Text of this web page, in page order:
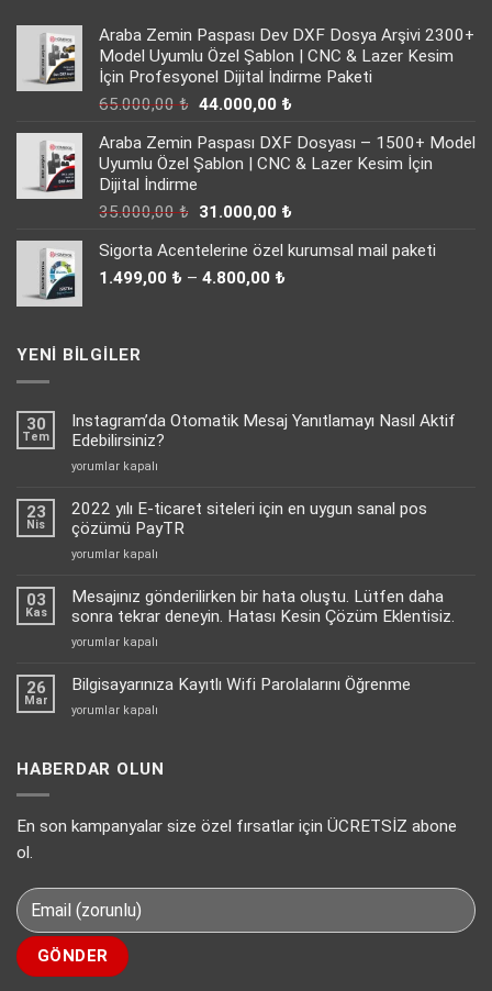
Araba Zemin Paspası Dev DXF Dosya Arşivi 2300+
Model Uyumlu Özel Şablon | CNC & Lazer Kesim
İçin Profesyonel Dijital İndirme Paketi
65.000,00₺ Orijinal
65.000,00 ₺.
44.000,00 ₺Şu
fiyat:
44.000,00 ₺.
Araba Zemin Paspası DXF Dosyası – 1500+ Model
Uyumlu Özel Şablon | CNC & Lazer Kesim İçin
Dijital İndirme
35.000,00₺ Orijinal
35.000,00 ₺.
31.000,00 ₺Şu
fiyat:
Sigorta Acentelerine özel kurumsal mail paketi
1.499,00 ₺ – 4.800,00 ₺
YENI BILGILER
30
Tem
Instagram’da Otomatik Mesaj Yanıtlamayı Nasıl Aktif
Edebilirsiniz?
Instagram’da
Mesaj
Yanıtlamayı
Nasıl
Aktif
için
yorumlar kapalı
23
Nis
2022 yılı E-ticaret siteleri için en uygun sanal pos
çözümü PayTR
2022
E-
için
uygun
pos
için
yorumlar kapalı
03
Kas
Mesajınız gönderilirken bir hata oluştu. Lütfen daha
sonra tekrar deneyin. Hatası Kesin Çözüm Eklentisiz.
Mesajınız
bir
hata
oluştu.
sonra
Hatası
için
yorumlar kapalı
26
Mar
Bilgisayarınıza Kayıtlı Wifi Parolalarını Öğrenme
Bilgisayarınıza
Parolalarını
yorumlar kapalı
HABERDAR OLUN
En son kampanyalar size özel fırsatlar için ÜCRETSİZ abone
ol.